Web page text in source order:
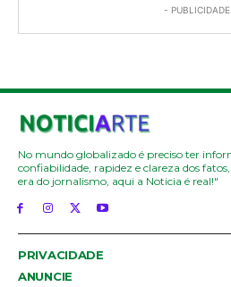
-
No mundo globalizado é preciso ter
confiabilidade, rapidez e clareza dos
era do jornalismo, aqui a Noticia é real!"
PRIVACIDADE
ANUNCIE